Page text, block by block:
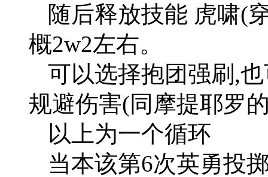
随后释放技能 虎啸(
概2w2左右。
可以选择抱团强刷,
规避伤害(同摩提耶罗
以上为一个循环
当本该第6次英勇投